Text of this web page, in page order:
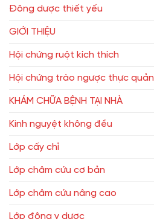
Đông dược thiết yếu
GIỚI THIỆU
Hội chứng ruột kích thích
Hội chứng trào ngược thực quản
KHÁM CHỮA BỆNH TẠI NHÀ
Kinh nguyệt không đều
Lớp cấy chỉ
Lớp châm cứu cơ bản
Lớp châm cứu nâng cao
Lớp đông y dược